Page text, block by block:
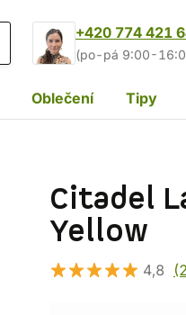
+420 774 421
(po-pá 9:00-
Oblečení Tipy
Citadel
Yellow
4,8